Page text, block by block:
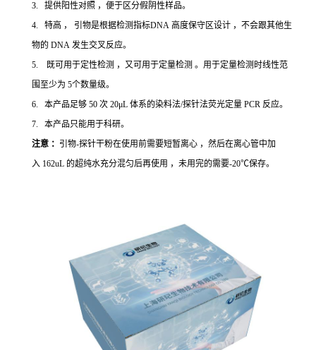
3. 提供阳性对照 ，便于区分假阴性样品。
4. 特高 ， 引物是根据检测指标DNA 高度保守区设计 ，不会跟其他生
物的 DNA 发生交叉反应。
5. 既可用于定性检测 ，又可用于定量检测 。用于定量检测时线性范
围至少为 5个数量级。
6. 本产品足够 50 次 20μL 体系的染料法/探针法荧光定量 PCR 反应。
7. 本产品只能用于科研。
注意 ： 引物-探针干粉在使用前需要短暂离心 ，然后在离心管中加
入 162uL 的超纯水充分混匀后再使用 ，未用完的需要-20℃保存。